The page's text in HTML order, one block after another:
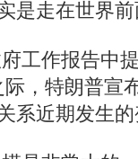
就是直接或
国家，我们